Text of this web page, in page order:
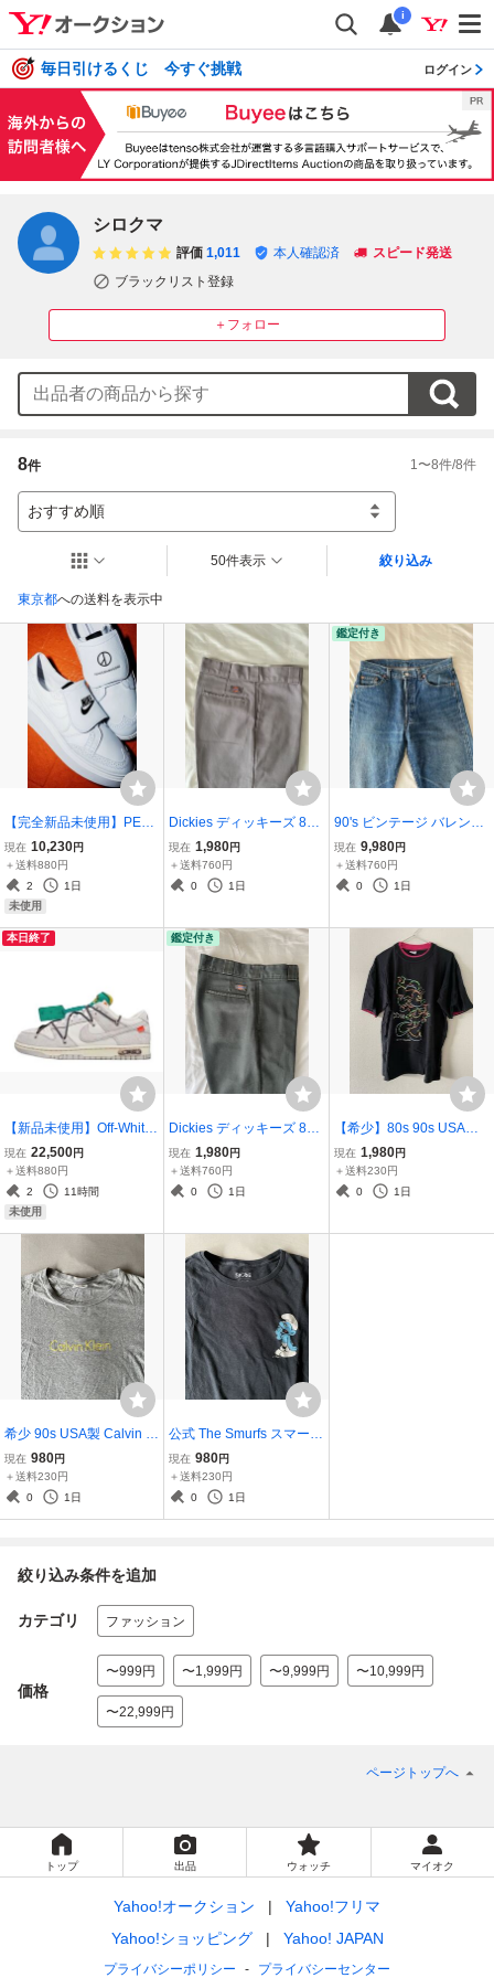
i
毎日引けるくじ 今すぐ挑戦 ログイン
シロクマ
＋フォロー
評価 1,011 本人確認済
スピード発送
ブラックリスト登録
8件 1 〜8件/8件
おすすめ順
東京都への送料を表示中
50件表示 絞り込み
【完全新品未使用】PEAC
EMINUSONE NIKE ピー
スマイナスワン ナイキ G-
DRAGON KWONDO1 ク
ウォンド1 ホワイト27.5
現在 10,230円
＋送料880円
2
1日
未使用
Dickies ディッキーズ 874
ワークパンツ グレー W31
野村訓市 藤原ヒロシ
現在 1,980円
＋送料760円
0
1日
鑑定付き
90's ビンテージ バレンシ
ア工場 Levi's リーバイス
501 デニムパンツ USA製
ヴィンテージ 米国製 野村
現在 9,980円
＋送料760円
0
1日
本日終了
【新品未使用】Off-White
× Nike Dunk Low Sail/Ne
utral Grey/Gridiron 27.5c
m オフホワイト ナイキ ダ
ンク ロー ヴァージル
現在 22,500円
＋送料880円
2
11時間
未使用
鑑定付き
Dickies ディッキーズ 874
ワークパンツ オリーブグ
リーン W32 野村周平 野
村訓市 スケーター
現在 1,980円
＋送料760円
0
1日
【希少】80s 90s USA製 V
elva Sheen ミニーマウス
ネオン Tシャツ L ブラッ
ク ピンク ディズニー ベル
現在 1,980円
＋送料230円
0
1日
希少 90s USA製 Calvin Kl
ein カルバンクライン ヴ
ィンテージ Tシャツ M グ
レー HONGKONG バック
現在 980円
＋送料230円
0
1日
公式 The Smurfs スマーフ
Tシャツ S ブラック キャ
ラクター フォトプリント
バックプリント 古着 ブラ
現在 980円
＋送料230円
0
1日
絞り込み条件を追加
カテゴリ ファッション
価格
〜999円 〜1,999円 〜9,999円 〜10,999円
〜22,999円
ページトップへ
トップ 出品 ウォッチ マイオク
Yahoo!オークション
Yahoo!フリマ
Yahoo!ショッピング
Yahoo! JAPAN
プライバシーポリシー プライバシーセンター